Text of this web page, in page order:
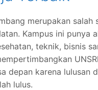
merupakan
Kampus ini punya
teknik, bisnis
depan karena lulusan
lulus.